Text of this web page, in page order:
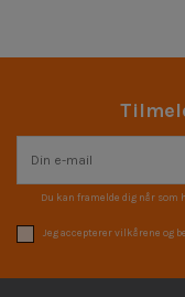
Du kan framelde dig når
Jeg accepterer vilkårene og